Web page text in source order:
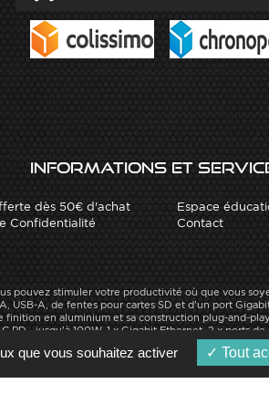
Informations et
dès 50€ d'achat Espace
Confidentialité Contact
pouvez stimuler votre productivité où que vous
USB-A, de fentes pour cartes SD et d'un port
en aluminium et sa construction plug-and-
PD - jusqu'à 100W, 1 x Gigabit Ethernet, 2 x ports
Acheter un Hub USB-C Multiports ON-THE-GO
robotique.
que vous souhaitez activer Tout